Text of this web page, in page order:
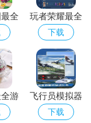
会获得一套初始服
一些低难度关卡中
家熟悉游戏的基本
。
获取资源的有效途
对游戏中各个系统
全
说
最
通
玩者荣耀最全
游戏攻略解说
_玩者荣耀最
新游戏技巧通
关
下载
游
_
飞行员模拟器
最全游戏攻略
下载